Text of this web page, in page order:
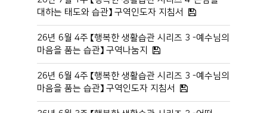
대하는 태도와 습관】 구역인도자 지침서
26년 6월 4주 【행복한 생활습관 시리즈 3 -예수님의
마음을 품는 습관】 구역나눔지
26년 6월 4주 【행복한 생활습관 시리즈 3 -예수님의
마음을 품는 습관】 구역인도자 지침서